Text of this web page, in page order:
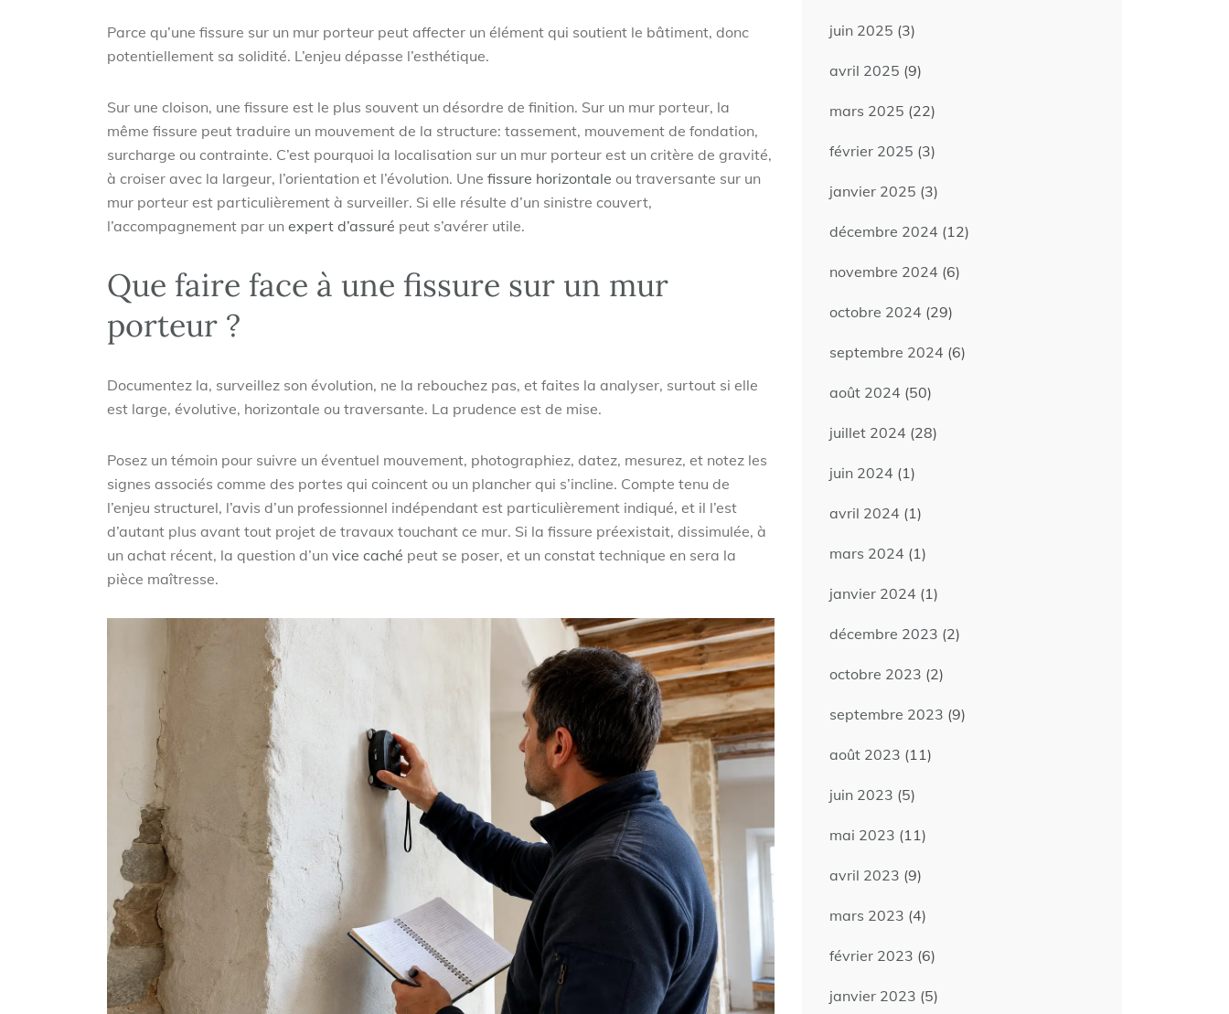
Parce qu’une fissure sur un mur porteur peut affecter un élément qui soutient le bâtiment, donc
potentiellement sa solidité. L’enjeu dépasse l’esthétique.
Sur une cloison, une fissure est le plus souvent un désordre de finition. Sur un mur porteur, la
même fissure peut traduire un mouvement de la structure: tassement, mouvement de fondation,
surcharge ou contrainte. C’est pourquoi la localisation sur un mur porteur est un critère de gravité,
à croiser avec la largeur, l’orientation et l’évolution. Une fissure horizontale ou traversante sur un
mur porteur est particulièrement à surveiller. Si elle résulte d’un sinistre couvert,
l’accompagnement par un expert d’assuré peut s’avérer utile.
Que faire face à une fissure sur un mur
porteur ?
Documentez la, surveillez son évolution, ne la rebouchez pas, et faites la analyser, surtout si elle
est large, évolutive, horizontale ou traversante. La prudence est de mise.
Posez un témoin pour suivre un éventuel mouvement, photographiez, datez, mesurez, et notez les
signes associés comme des portes qui coincent ou un plancher qui s’incline. Compte tenu de
l’enjeu structurel, l’avis d’un professionnel indépendant est particulièrement indiqué, et il l’est
d’autant plus avant tout projet de travaux touchant ce mur. Si la fissure préexistait, dissimulée, à
un achat récent, la question d’un vice caché peut se poser, et un constat technique en sera la
pièce maîtresse.
juin 2025 (3)
avril 2025 (9)
mars 2025 (22)
février 2025 (3)
janvier 2025 (3)
décembre 2024 (12)
novembre 2024 (6)
octobre 2024 (29)
septembre 2024 (6)
août 2024 (50)
juillet 2024 (28)
juin 2024 (1)
avril 2024 (1)
mars 2024 (1)
janvier 2024 (1)
décembre 2023 (2)
octobre 2023 (2)
septembre 2023 (9)
août 2023 (11)
juin 2023 (5)
mai 2023 (11)
avril 2023 (9)
mars 2023 (4)
février 2023 (6)
janvier 2023 (5)